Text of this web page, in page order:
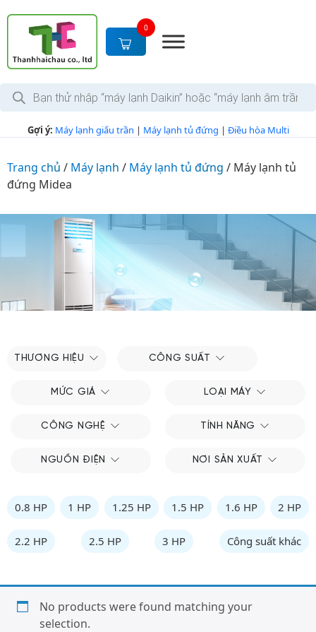
c
t
0
T
m
i
h
ẩ
Gợi ý: Máy lạnh giấu trần | Máy lạnh tủ đứng | Điều hòa Multi
Trang chủ / Máy lạnh / Máy lạnh tủ đứng / Máy lạnh tủ
đứng Midea
THƯƠNG HIỆU CÔNG SUẤT
MỨC GIÁ LOẠI MÁY
CÔNG NGHỆ TÍNH NĂNG
NGUỒN ĐIỆN NƠI SẢN XUẤT
0.8 HP 1 HP 1.25 HP 1.5 HP 1.6 HP 2 HP
2.2 HP 2.5 HP 3 HP Công suất khác
No products were found matching your
selection.